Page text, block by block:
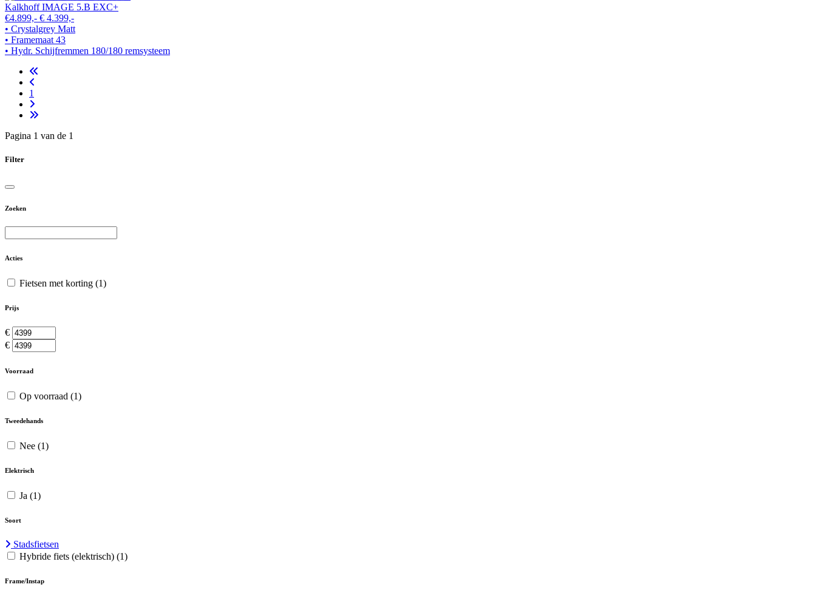
Kalkhoff IMAGE 5.B EXC+
€4.899,- € 4.399,-
• Crystalgrey Matt
• Framemaat 43
• Hydr. Schijfremmen 180/180 remsysteem
1
Pagina 1 van de 1
Filter
Zoeken
Acties
Fietsen met korting (1)
Prijs
€
€
Voorraad
Op voorraad (1)
Tweedehands
Nee (1)
Elektrisch
Ja (1)
Soort
Stadsfietsen
Hybride fiets (elektrisch) (1)
Frame/Instap